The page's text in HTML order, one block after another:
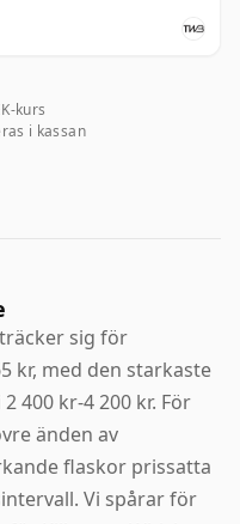
kurs
i kassan
sig för
kr, med den starkaste
400 kr-4 200 kr. För
änden av
flaskor prissatta
Vi spårar för